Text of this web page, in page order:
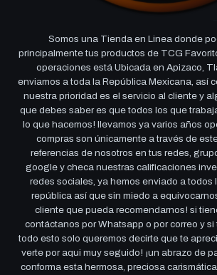
Somos una Tienda en Linea donde
principalmente tus productos de TCG
operaciones está Ubicada en Apizaco,
enviamos a toda la República Mexicana, así
nuestra prioridad es el servicio al cliente y
que debes saber es que todos los que
lo que hacemos! llevamos ya varios años
compras son únicamente a través de
referencias de nosotros en tus redes,
google y checa nuestras calificaciones
redes sociales, ya hemos enviado a todos
república así que sin miedo a
cliente que pueda recomendarnos! si
contáctanos por Whatsapp o por correo y si
todo esto solo queremos decirte que te
verte por aqui muy seguido! ¡un abrazo de
conforma esta hermosa, preciosa